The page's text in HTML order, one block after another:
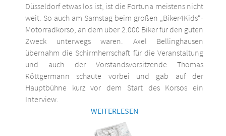
Düsseldorf etwas los ist, ist die Fortuna meistens nicht
weit. So auch am Samstag beim großen „Biker4Kids“-
Motorradkorso, an dem über 2.000 Biker für den guten
Zweck unterwegs waren. Axel Bellinghausen
übernahm die Schirmherrschaft für die Veranstaltung
und auch der Vorstandsvorsitzende Thomas
Röttgermann schaute vorbei und gab auf der
Hauptbühne kurz vor dem Start des Korsos ein
Interview.
WEITERLESEN